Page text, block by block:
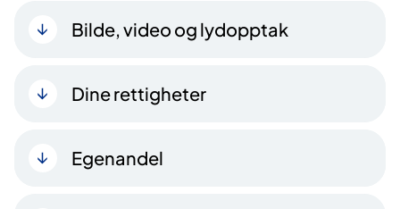
Bilde, video og lydopptak
Dine rettigheter
Egenandel